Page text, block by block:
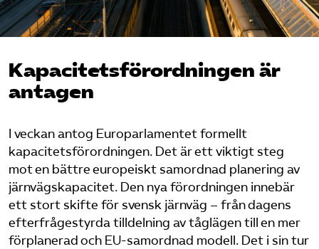
Kontakt
Bli medlem
Logga in på Arbetsgivarguiden
Sök på tagforetagen.se
Kapacitets­förordningen är
antagen
I veckan antog Europarlamentet formellt
kapacitetsförordningen. Det är ett viktigt steg
mot en bättre europeiskt samordnad planering av
järnvägskapacitet. Den nya förordningen innebär
ett stort skifte för svensk järnväg – från dagens
efterfrågestyrda tilldelning av tåglägen till en mer
förplanerad och EU-samordnad modell. Det i sin tur